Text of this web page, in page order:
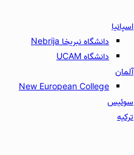
اسپانیا
دانشگاه نبریخا Nebrija
دانشگاه UCAM
آلمان
New European College
سوئیس
ترکیه